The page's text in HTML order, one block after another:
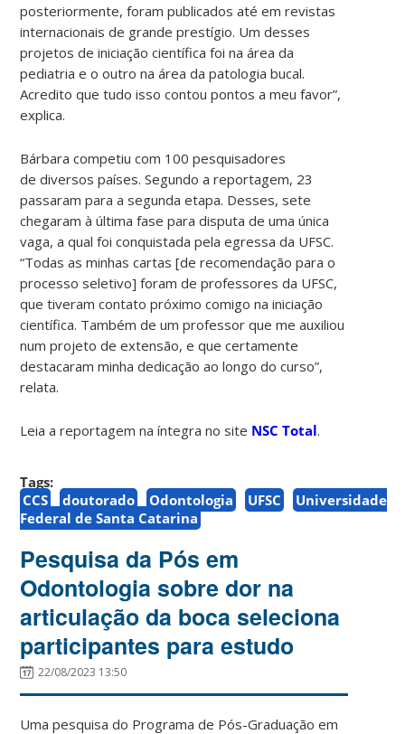
posteriormente, foram publicados até em revistas
internacionais de grande prestígio. Um desses
projetos de iniciação científica foi na área da
pediatria e o outro na área da patologia bucal.
Acredito que tudo isso contou pontos a meu favor”,
explica.
Bárbara competiu com 100 pesquisadores
de diversos países. Segundo a reportagem, 23
passaram para a segunda etapa. Desses, sete
chegaram à última fase para disputa de uma única
vaga, a qual foi conquistada pela egressa da UFSC.
“Todas as minhas cartas [de recomendação para o
processo seletivo] foram de professores da UFSC,
que tiveram contato próximo comigo na iniciação
científica. Também de um professor que me auxiliou
num projeto de extensão, e que certamente
destacaram minha dedicação ao longo do curso”,
relata.
Leia a reportagem na íntegra no site NSC Total.
Tags:
CCS
doutorado Odontologia UFSC
Universidade
Federal de Santa Catarina
Pesquisa da Pós em
Odontologia sobre dor na
articulação da boca seleciona
participantes para estudo
22/08/2023 13:50
Uma pesquisa do Programa de Pós-Graduação em